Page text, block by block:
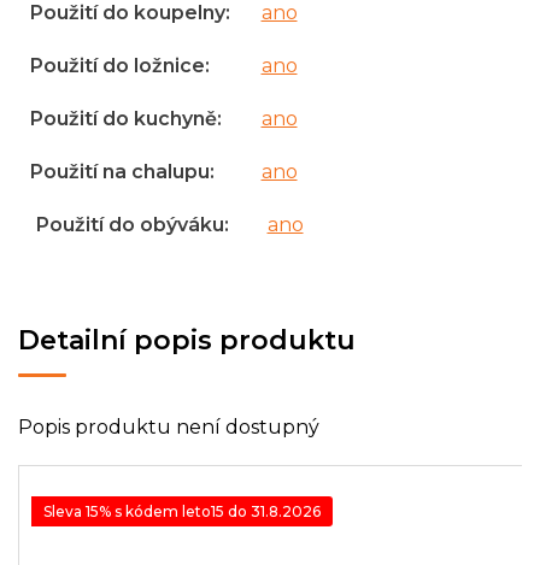
Detailní popis produktu
Popis produktu není dostupný
Použití do koupelny: ano
Použití do ložnice: ano
Použití do kuchyně: ano
Použití na chalupu: ano
Použití do obýváku: ano
Sleva 15% s kódem leto15 do 31.8.2026